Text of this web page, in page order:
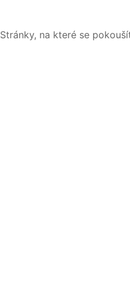
Stránky, na které se